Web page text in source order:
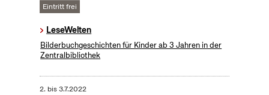
Eintritt frei
LeseWelten
Bilderbuchgeschichten für Kinder ab 3 Jahren in der
Zentralbibliothek
2. bis3.7.2022